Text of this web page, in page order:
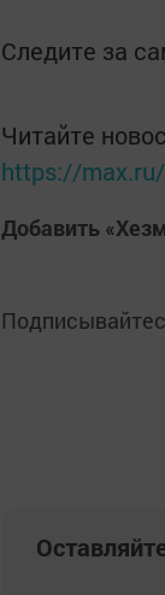
Следите за
Читайте
https://
Добавить